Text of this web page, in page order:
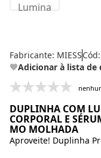
Fabricante: MIESS
Adicionar à lista de
DUPLINHA COM
CORPORAL E
MO MOLHADA
Aproveite! Duplinha